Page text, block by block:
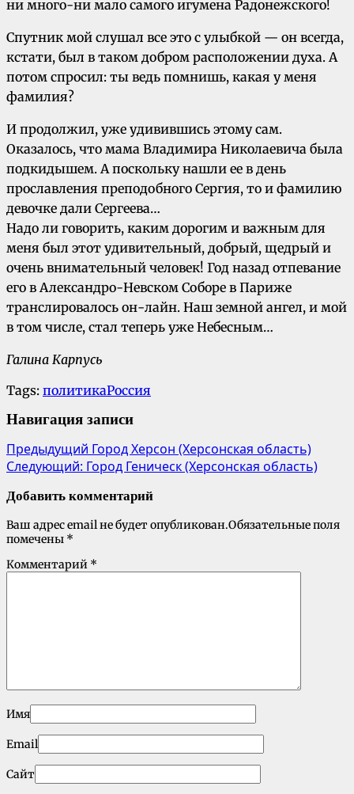
ни много-ни мало самого игумена Радонежского!
Спутник мой слушал все это с улыбкой — он всегда,
кстати, был в таком добром расположении духа. А
потом спросил: ты ведь помнишь, какая у меня
фамилия?
И продолжил, уже удивившись этому сам.
Оказалось, что мама Владимира Николаевича была
подкидышем. А поскольку нашли ее в день
прославления преподобного Сергия, то и фамилию
девочке дали Сергеева…
Надо ли говорить, каким дорогим и важным для
меня был этот удивительный, добрый, щедрый и
очень внимательный человек! Год назад отпевание
его в Александро-Невском Соборе в Париже
транслировалось он-лайн. Наш земной ангел, и мой
в том числе, стал теперь уже Небесным…
Галина Карпусь
Tags: политикаРоссия
Навигация записи
Предыдущий Город Херсон (Херсонская область)
Следующий: Город Геническ (Херсонская область)
Добавить комментарий
Ваш адрес email не будет опубликован.Обязательные поля
помечены *
Комментарий *
Имя
Email
Сайт